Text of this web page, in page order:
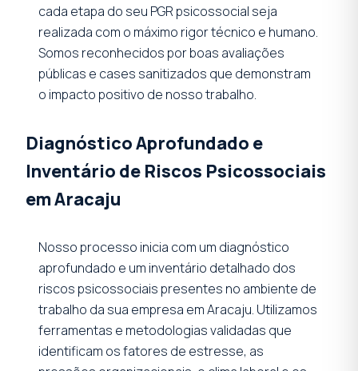
cada etapa do seu PGR psicossocial seja
realizada com o máximo rigor técnico e humano.
Somos reconhecidos por boas avaliações
públicas e cases sanitizados que demonstram
o impacto positivo de nosso trabalho.
Diagnóstico Aprofundado e
Inventário de Riscos Psicossociais
em Aracaju
Nosso processo inicia com um diagnóstico
aprofundado e um inventário detalhado dos
riscos psicossociais presentes no ambiente de
trabalho da sua empresa em Aracaju. Utilizamos
ferramentas e metodologias validadas que
identificam os fatores de estresse, as